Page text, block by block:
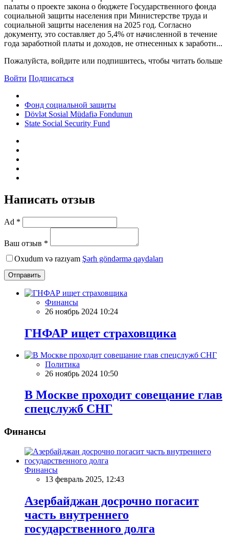
палаты о проекте закона о бюджете Государственного фонда
социальной защиты населения при Министерстве труда и
социальной защиты населения на 2025 год. Согласно
документу, это составляет до 5,4% от начисленной в течение
года заработной платы и доходов, не отнесенных к заработн...
Пожалуйста, войдите или подпишитесь, чтобы читать больше
Войти Подписаться
Фонд социальной защиты
Dövlət Sosial Müdafiə Fondunun
State Social Security Fund
Написать отзыв
Ad *
Ваш отзыв *
Oxudum və razıyam Şərh göndərmə qaydaları
Отправить
Финансы
26 ноябрь 2024 10:24
ГНФАР ищет страховщика
Политика
26 ноябрь 2024 10:50
В Москве проходит совещание глав
спецслужб СНГ
Финансы
Финансы
13 февраль 2025, 12:43
Азербайджан досрочно погасит
часть внутреннего
государственного долга